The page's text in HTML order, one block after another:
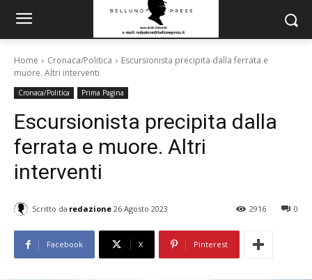
Home Cronaca/Politica
Escursionista precipita dalla ferrata e
muore. Altri interventi
Cronaca/Politica Prima Pagina
Escursionista precipita dalla
ferrata e muore. Altri
interventi
Scritto da redazione 26 Agosto 2023 0
2916
Facebook X Pinterest